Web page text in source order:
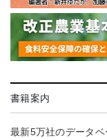
書籍案内
最新5万社のデータベ